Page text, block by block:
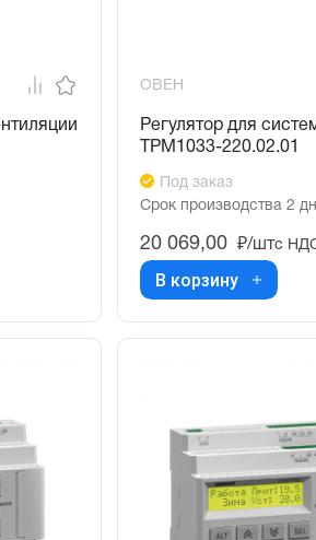
ОВЕН
Регулятор для
ТРМ1033-220.02.01
Под заказ
Срок производства 2
20 069,00 ₽/штс
В корзину